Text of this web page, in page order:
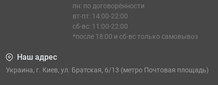
пн: по договорённости
вт-пт: 14:00-22:00
сб-вс: 11:00-22:00
*после 18:00 и сб-вс только самовывоз
Наш адрес
Украина, г. Киев, ул. Братская, 6/13 (метро Почтовая площадь)